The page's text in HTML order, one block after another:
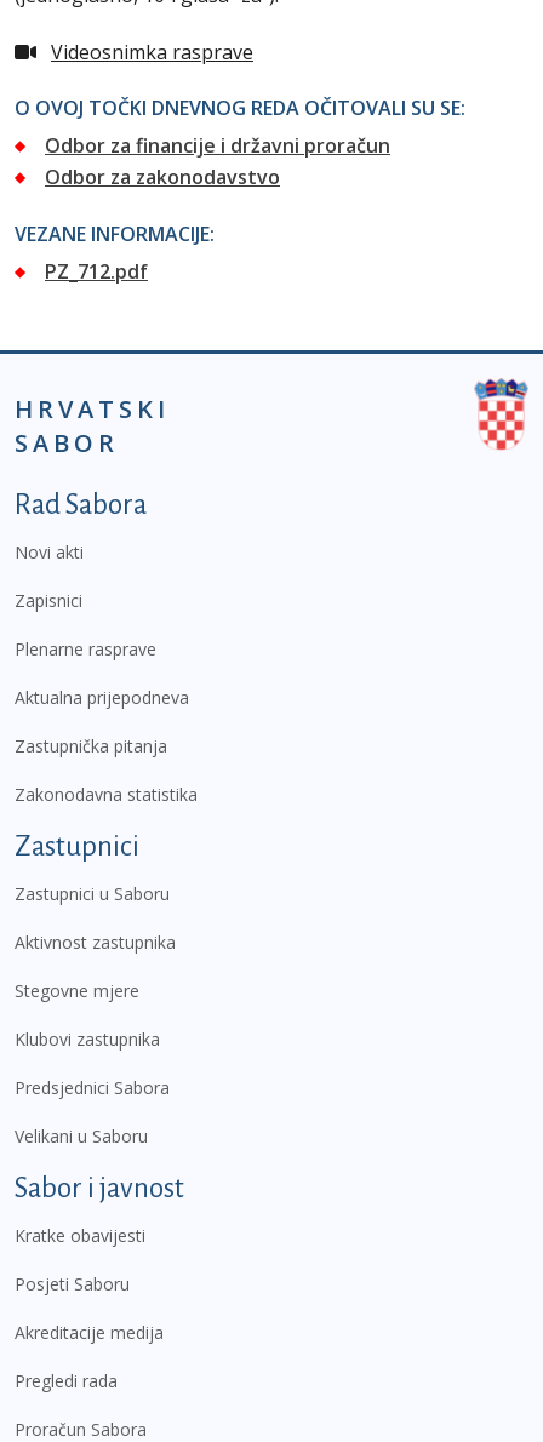
Videosnimka rasprave
O OVOJ TOČKI DNEVNOG REDA OČITOVALI SU SE:
Odbor za financije i državni proračun
Odbor za zakonodavstvo
VEZANE INFORMACIJE:
PZ_712.pdf
HRVATSKI
SABOR
Podnožje prvi izbornik
Rad Sabora
Novi akti
Zapisnici
Plenarne rasprave
Aktualna prijepodneva
Zastupnička pitanja
Zakonodavna statistika
Zastupnici
Zastupnici u Saboru
Aktivnost zastupnika
Stegovne mjere
Klubovi zastupnika
Predsjednici Sabora
Velikani u Saboru
Sabor i javnost
Kratke obavijesti
Posjeti Saboru
Akreditacije medija
Pregledi rada
Proračun Sabora